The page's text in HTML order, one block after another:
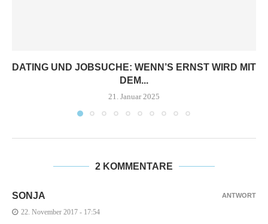
DATING UND JOBSUCHE: WENN’S ERNST WIRD MIT
DEM...
21. Januar 2025
2 KOMMENTARE
SONJA
22. November 2017 - 17:54
ANTWORT